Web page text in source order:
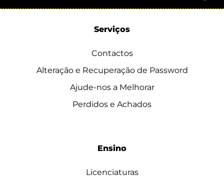
Serviços
Contactos
Alteração e Recuperação de Password
Ajude-nos a Melhorar
Perdidos e Achados
Ensino
Licenciaturas